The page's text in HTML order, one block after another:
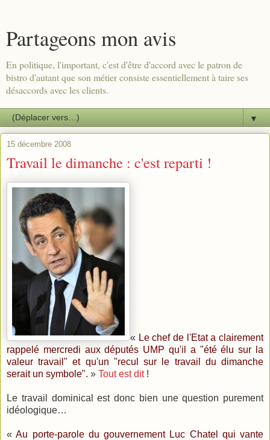
Partageons mon avis
En politique, l'important, c'est d'être d'accord avec le patron de
bistro d'autant que son métier consiste essentiellement à taire ses
désaccords avec les clients.
▼
15 décembre 2008
Travail le dimanche : c'est reparti !
« Le chef de l'Etat a clairement
rappelé mercredi aux députés UMP qu'il a "été élu sur la
valeur travail" et qu'un "recul sur le travail du dimanche
serait un symbole". » Tout est dit!
Le travail dominical est donc bien une question purement
idéologique…
«Au porte-parole du gouvernement Luc Chatel qui vante